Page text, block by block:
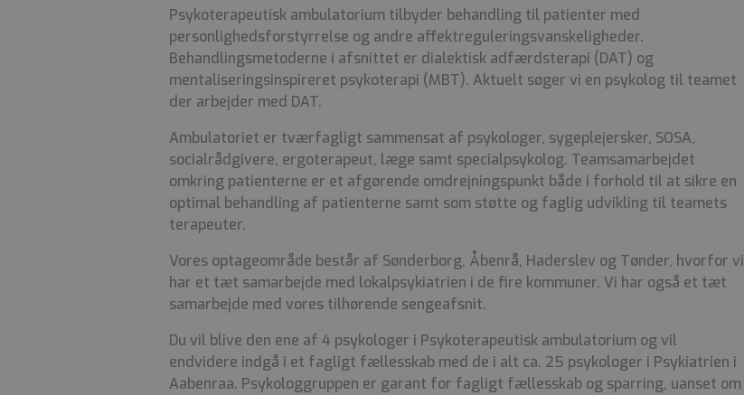
Psykoterapeutisk ambulatorium tilbyder behandling til patienter med
personlighedsforstyrrelse og andre affektreguleringsvanskeligheder.
Behandlingsmetoderne i afsnittet er dialektisk adfærdsterapi (DAT) og
mentaliseringsinspireret psykoterapi (MBT). Aktuelt søger vi en psykolog til teamet
der arbejder med DAT.
Ambulatoriet er tværfagligt sammensat af psykologer, sygeplejersker, SOSA,
socialrådgivere, ergoterapeut, læge samt specialpsykolog. Teamsamarbejdet
omkring patienterne er et afgørende omdrejningspunkt både i forhold til at sikre en
optimal behandling af patienterne samt som støtte og faglig udvikling til teamets
terapeuter.
Vores optageområde består af Sønderborg, Åbenrå, Haderslev og Tønder, hvorfor vi
har et tæt samarbejde med lokalpsykiatrien i de fire kommuner. Vi har også et tæt
samarbejde med vores tilhørende sengeafsnit.
Du vil blive den ene af 4 psykologer i Psykoterapeutisk ambulatorium og vil
endvidere indgå i et fagligt fællesskab med de i alt ca. 25 psykologer i Psykiatrien i
Aabenraa. Psykologgruppen er garant for fagligt fællesskab og sparring, uanset om